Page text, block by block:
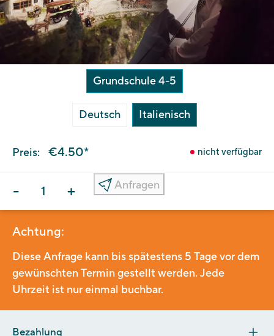
Grundschule 4-5
Deutsch Italienisch
Preis: €4.50* nicht verfügbar
- + Anfragen
Achtung:
Diese Anfrage kann bis spätestens 5 Tage vor dem
gewünschten Termin gestellt werden. Jede
Uhrzeit ist nur einmal buchbar.
Bezahlung